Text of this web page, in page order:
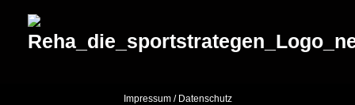
Impressum/ Datenschutz